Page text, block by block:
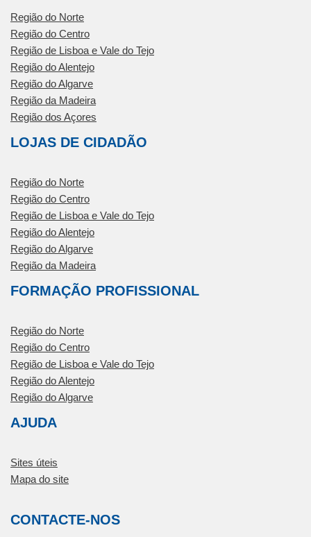
Região do Norte
Região do Centro
Região de Lisboa e Vale do Tejo
Região do Alentejo
Região do Algarve
Região da Madeira
Região dos Açores
LOJAS DE CIDADÃO
Região do Norte
Região do Centro
Região de Lisboa e Vale do Tejo
Região do Alentejo
Região do Algarve
Região da Madeira
FORMAÇÃO PROFISSIONAL
Região do Norte
Região do Centro
Região de Lisboa e Vale do Tejo
Região do Alentejo
Região do Algarve
AJUDA
Sites úteis
Mapa do site
CONTACTE-NOS